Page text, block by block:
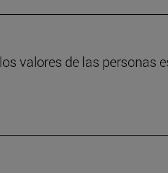
valores de las personas